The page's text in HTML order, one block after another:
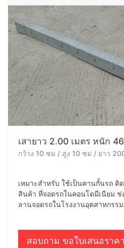
เสายาว 2.00 เมตร หนัก
กว้าง 10 ซม / สูง 10 ซม / ยาว
เหมาะสำหรับ ใช้เป็นคานกั้นรถ ติ
สินค้า ที่จอดรถในคอนโดมีเนียม ช่
ลานจอดรถในโรงงานอุตสาหกรร
สอบถาม ขอใบเสนอราคา